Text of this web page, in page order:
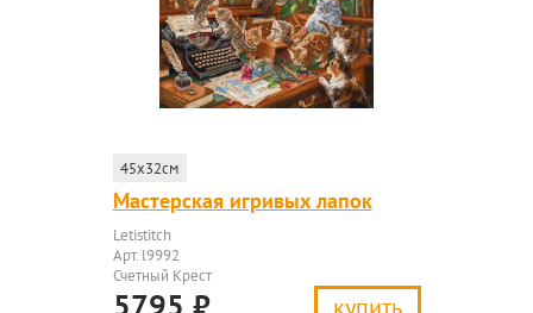
45x32см
Мастерская игривых лапок
Letistitch
Арт. l9992
Счетный Крест
5795 ₽ купить